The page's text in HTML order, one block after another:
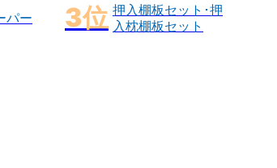
パー
押入棚板セット･押
入枕棚板セット